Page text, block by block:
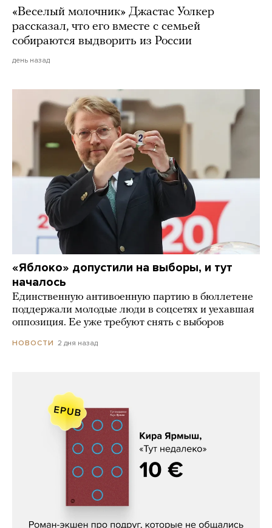
«Веселый молочник» Джастас Уолкер
рассказал, что его вместе с семьей
собираются выдворить из России
день назад
«Яблоко» допустили на выборы, и тут
началось
Единственную антивоенную партию в бюллетене
поддержали молодые люди в соцсетях и уехавшая
оппозиция. Ее уже требуют снять с выборов
НОВОСТИ 2 дня назад
Кира Ярмыш, «Тут недалеко»